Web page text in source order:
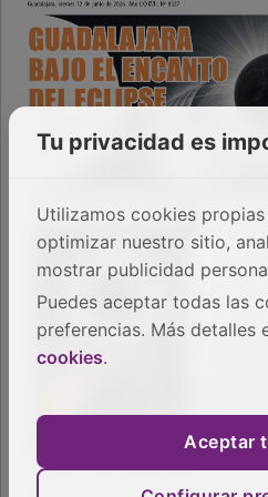
Tu privacidad es
Utilizamos cookies
optimizar nuestro sitio,
mostrar publicidad
Puedes aceptar todas las
preferencias. Más detalles
cookies.
Aceptar